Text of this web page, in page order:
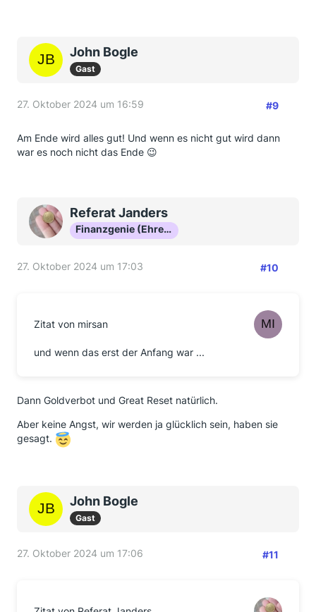
John Bogle
Gast
27. Oktober 2024 um 16:59 #9
Am Ende wird alles gut! Und wenn es nicht gut wird dann
war es noch nicht das Ende 😉
Referat Janders
Finanzgenie (Ehrenmitglied)
27. Oktober 2024 um 17:03 #10
Zitat von mirsan
und wenn das erst der Anfang war ...
Dann Goldverbot und Great Reset natürlich.
Aber keine Angst, wir werden ja glücklich sein, haben sie
gesagt.
John Bogle
Gast
27. Oktober 2024 um 17:06 #11